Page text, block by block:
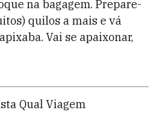
na bagagem. Prepare-
quilos a mais e vá
Vai se apaixonar,
Qual Viagem